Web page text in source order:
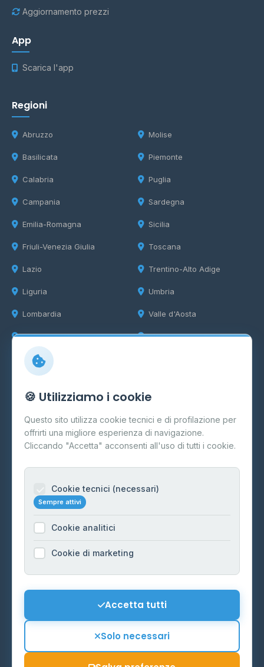
Aggiornamento prezzi
App
Scarica l'app
Regioni
Abruzzo
Basilicata
Calabria
Campania
Emilia-Romagna
Friuli-Venezia Giulia
Lazio
Liguria
Lombardia
Marche
Molise
Piemonte
Puglia
Sardegna
Sicilia
Toscana
Trentino-Alto Adige
Umbria
Valle d'Aosta
Veneto
Info
Cos'è il GPL
FAQ
Contatti
Informazioni legali
Cookie Policy
Preferenze Cookie
Mappa del sito
🍪 Utilizziamo i cookie
Questo sito utilizza cookie tecnici e di profilazione per
offrirti una migliore esperienza di navigazione.
Cliccando "Accetta" acconsenti all'uso di tutti i cookie.
Cookie tecnici (necessari)
Sempre attivi
Cookie analitici
Cookie di marketing
Accetta tutti
Solo necessari